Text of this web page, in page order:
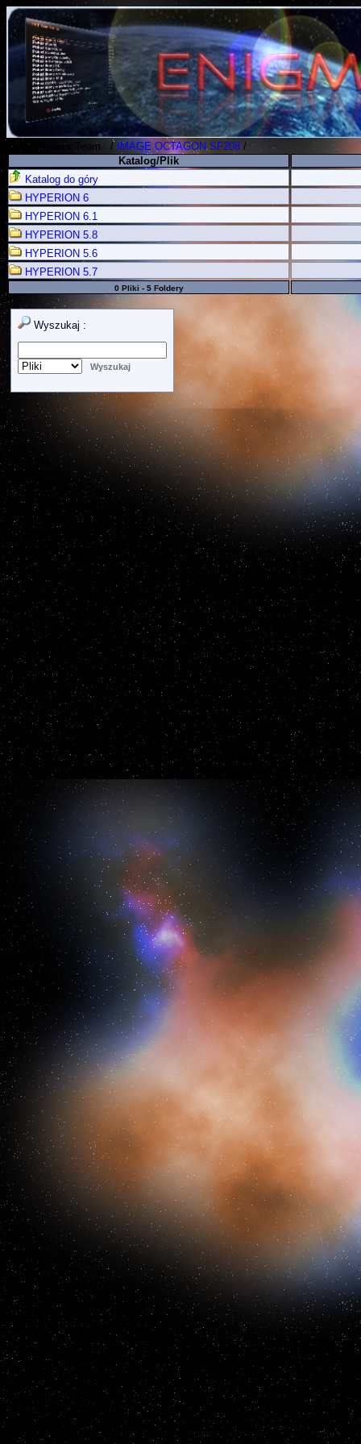
Polish Koders Team /IMAGE OCTAGON SF208/
Katalog/Plik
Katalog do góry
HYPERION 6
HYPERION 6.1
HYPERION 5.8
HYPERION 5.6
HYPERION 5.7
0 Pliki - 5 Foldery
Wyszukaj :